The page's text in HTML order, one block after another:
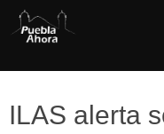
ILAS alerta